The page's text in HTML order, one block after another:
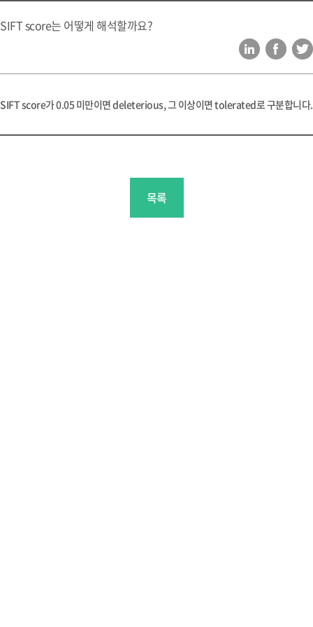
SIFT score는 어떻게 해석할까요?
SIFT score가 0.05 미만이면 deleterious, 그 이상이면 tolerated로 구분합니다.
목록